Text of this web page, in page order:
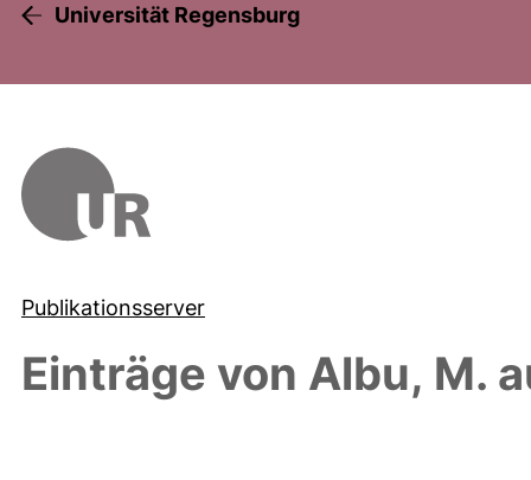
Universität Regensburg
Publikationsserver
Einträge von Albu, M.